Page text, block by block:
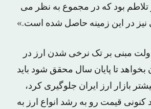
تلاطم بود که در مجموع به نظر می
در این زمینه حاصل شده است.»
مبنی بر تک نرخی شدن ارز در
بخواهد تا پایان سال محقق شود باید
بازار ارز ایران جلوگیری کرد،
کنونی قیمت رو به رشد انواع ارز به